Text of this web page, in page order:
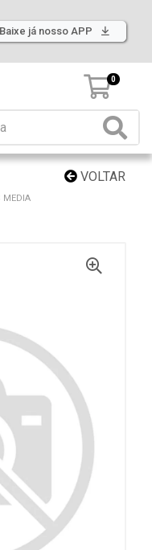
Baixe já nosso APP
0
VOLTAR
MEDIA